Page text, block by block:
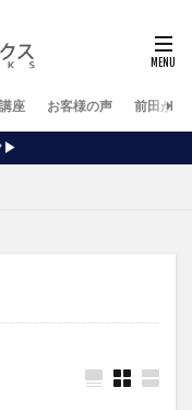
座 お客様の声 前田が行